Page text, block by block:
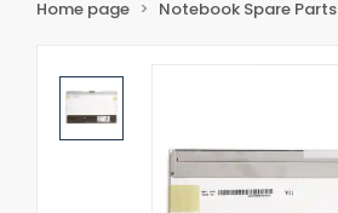
Home page Notebook Spare Parts